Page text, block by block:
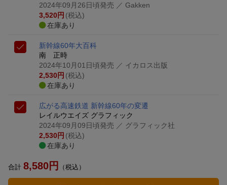
2024年09月26日頃発売 ／ Gakken
3,520円 (税込)
在庫あり
新幹線60年大百科
南 正時
2024年10月01日頃発売 ／ イカロス出版
2,530円 (税込)
在庫あり
広がる高速鉄道 新幹線60年の変遷
レイルウエイズ グラフィック
2024年09月09日頃発売 ／ グラフィック社
2,530円 (税込)
在庫あり
合計 8,580円 （税込）